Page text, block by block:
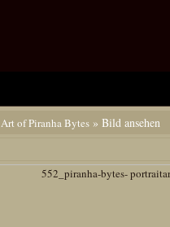
Art of Piranha Bytes » Bild ansehen